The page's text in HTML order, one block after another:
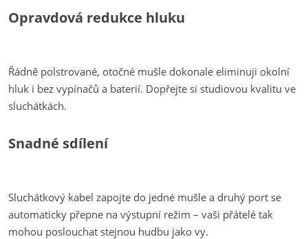
Opravdová redukce hluku
Řádně polstrované, otočné mušle dokonale eliminuji okolní
hluk i bez vypínačů a baterií. Dopřejte si studiovou kvalitu ve
sluchátkách.
Snadné sdílení
Sluchátkový kabel zapojte do jedné mušle a druhý port se
automaticky přepne na výstupní režim – vaši přátelé tak
mohou poslouchat stejnou hudbu jako vy.